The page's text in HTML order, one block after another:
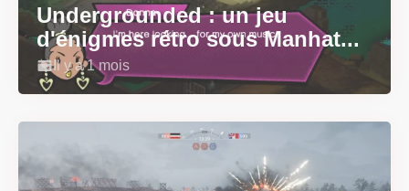
Undergrounded : un jeu
d'énigmes rétro sous Manhat...
Il y a 1 mois